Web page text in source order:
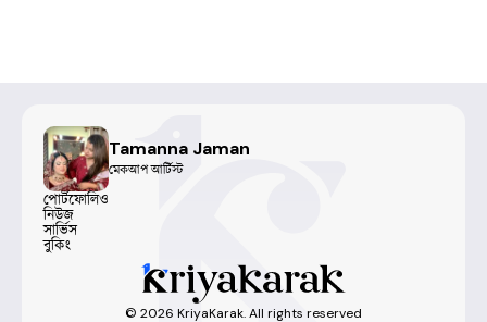
Tamanna Jaman
মেকআপ আর্টিস্ট
পোর্টফোলিও
নিউজ
সার্ভিস
বুকিং
© 2026 KriyaKarak. All rights reserved